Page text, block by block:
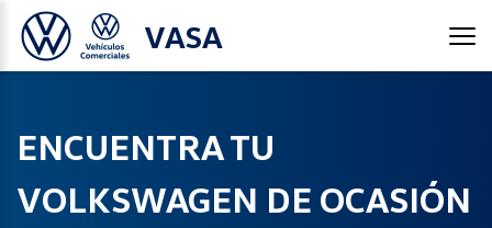
VASA
ENCUENTRA TU
VOLKSWAGEN DE OCASIÓN